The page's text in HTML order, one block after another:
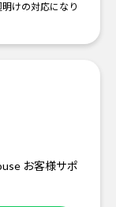
けの対応になり
お客様サポ